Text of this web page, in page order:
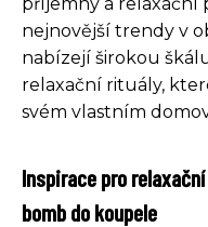
nejnovější trendy v
nabízejí širokou
relaxační rituály,
svém vlastním
Inspirace pro
bomb do koupele